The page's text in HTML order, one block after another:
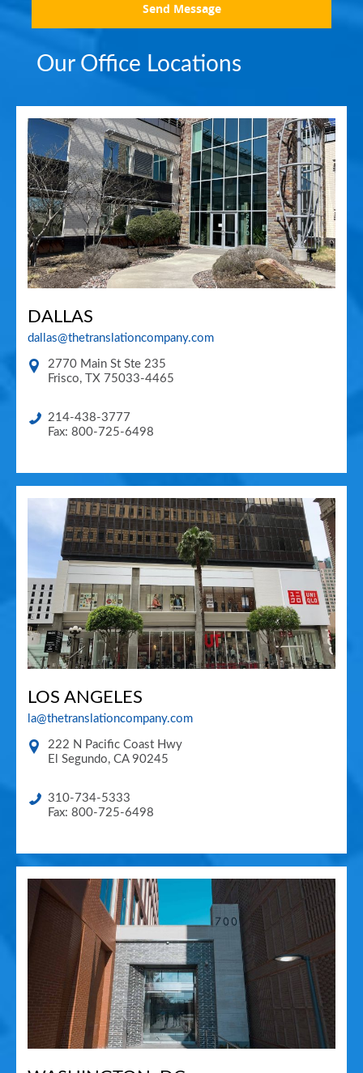
Send Message
Our Office Locations
DALLAS
dallas@thetranslationcompany.com
2770 Main St Ste 235
Frisco, TX 75033-4465
214-438-3777
Fax: 800-725-6498
LOS ANGELES
la@thetranslationcompany.com
222 N Pacific Coast Hwy
El Segundo, CA 90245
310-734-5333
Fax: 800-725-6498